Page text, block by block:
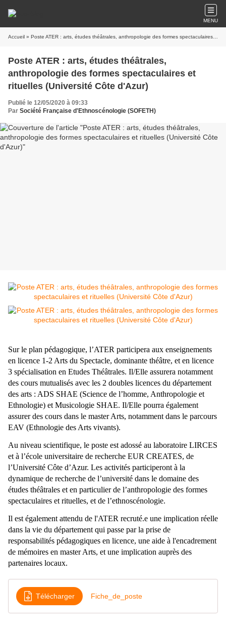
MENU
Accueil » Poste ATER : arts, études théâtrales, anthropologie des formes spectaculaires et rituelles (Université Côte d'Azur)
Poste ATER : arts, études théâtrales,
anthropologie des formes spectaculaires et
rituelles (Université Côte d'Azur)
Publié le 12/05/2020 à 09:33
Par Société Française d'Ethnoscénologie (SOFETH)
Sur le plan pédagogique, l’ATER participera aux enseignements
en licence 1-2 Arts du Spectacle, dominante théâtre, et en licence
3 spécialisation en Etudes Théâtrales. Il/Elle assurera notamment
des cours mutualisés avec les 2 doubles licences du département
des arts : ADS SHAE (Science de l’homme, Anthropologie et
Ethnologie) et Musicologie SHAE. Il/Elle pourra également
assurer des cours dans le master Arts, notamment dans le parcours
EAV (Ethnologie des Arts vivants).
Au niveau scientifique, le poste est adossé au laboratoire LIRCES
et à l’école universitaire de recherche EUR CREATES, de
l’Université Côte d’Azur. Les activités participeront à la
dynamique de recherche de l’université dans le domaine des
études théâtrales et en particulier de l’anthropologie des formes
spectaculaires et rituelles, et de l’ethnoscénologie.
Il est également attendu de l'ATER recruté.e une implication réelle
dans la vie du département qui passe par la prise de
responsabilités pédagogiques en licence, une aide à l'encadrement
de mémoires en master Arts, et une implication auprès des
partenaires locaux.
Télécharger Fiche_de_poste